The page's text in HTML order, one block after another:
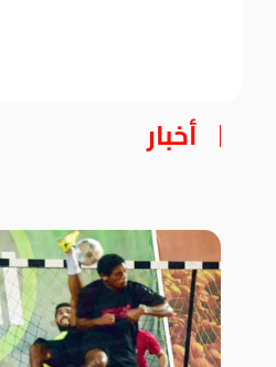
أخبار